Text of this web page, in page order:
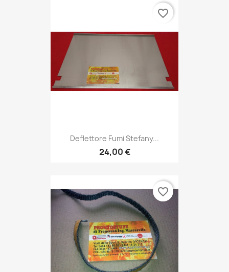
Deflettore Fumi Stefany...
24,00 €
favorite_border
favorite_border